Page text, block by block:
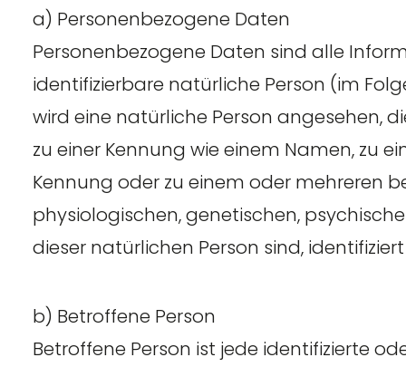
a) Personenbezogene Daten
Personenbezogene Daten sind alle
identifizierbare natürliche Person (im
wird eine natürliche Person angesehen,
zu einer Kennung wie einem Namen, zu
Kennung oder zu einem oder mehreren
physiologischen, genetischen,
dieser natürlichen Person sind,
b) Betroffene Person
Betroffene Person ist jede identifizierte